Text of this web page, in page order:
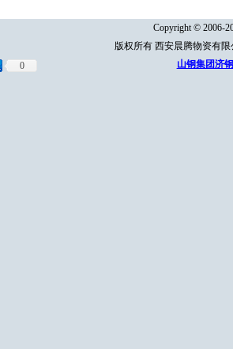
Copyright © 2006-
版权所有 西安晨腾物资有
山钢集团济
0